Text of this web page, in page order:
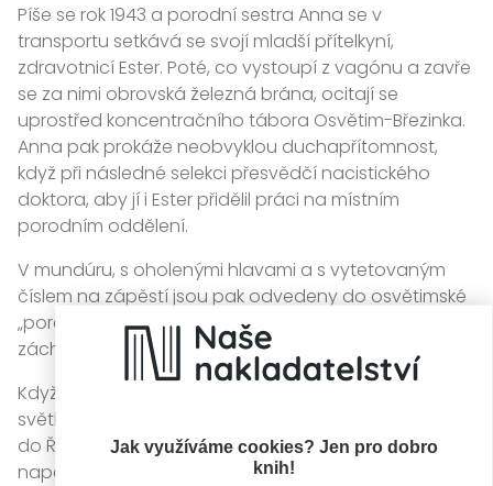
Jak využíváme cookies? Jen pro dobro
knih!
Píše se rok 1943 a porodní sestra Anna se v
transportu setkává se svojí mladší přítelkyní,
zdravotnicí Ester. Poté, co vystoupí z vagónu a zavře
se za nimi obrovská železná brána, ocitají se
uprostřed koncentračního tábora Osvětim-Březinka.
Anna pak prokáže neobvyklou duchapřítomnost,
když při následné selekci přesvědčí nacistického
doktora, aby jí i Ester přidělil práci na místním
porodním oddělení.
V mundúru, s oholenými hlavami a s vytetovaným
číslem na zápěstí jsou pak odvedeny do osvětimské
„porodnice“, kde začíná Annin usilovný boj o
záchranu tisíce životů nejen dětí, ale i jejich matek.
Když následně přijde příkaz, aby byla všechna
světlovlasá miminka matkám odebrána a odvezena
do Říše na převýchovu do německých rodin,
napadne mladou Ester spásná myšlenka...